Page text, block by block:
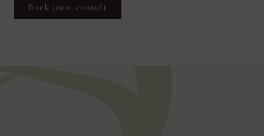
Boek jouw consult